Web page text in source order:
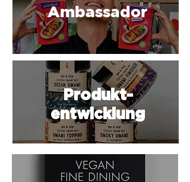
Ambassador
Produkt-
entwicklung